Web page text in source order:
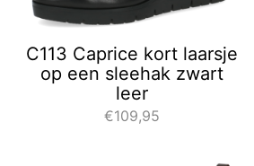
C113 Caprice kort laarsje
op een sleehak zwart
leer
€109,95